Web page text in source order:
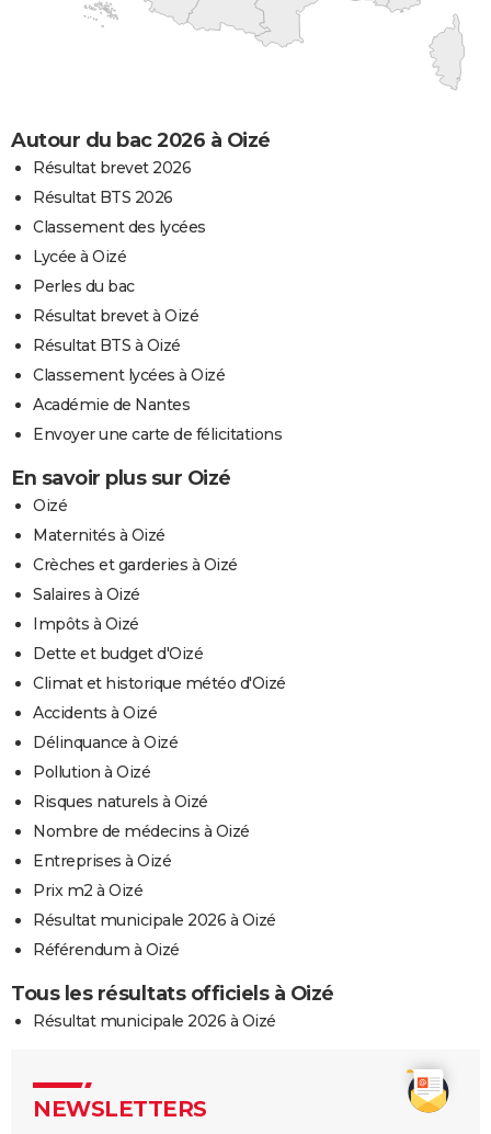
Autour du bac 2026 à Oizé
Résultat brevet 2026
Résultat BTS 2026
Classement des lycées
Lycée à Oizé
Perles du bac
Résultat brevet à Oizé
Résultat BTS à Oizé
Classement lycées à Oizé
Académie de Nantes
Envoyer une carte de félicitations
En savoir plus sur Oizé
Oizé
Maternités à Oizé
Crèches et garderies à Oizé
Salaires à Oizé
Impôts à Oizé
Dette et budget d'Oizé
Climat et historique météo d'Oizé
Accidents à Oizé
Délinquance à Oizé
Pollution à Oizé
Risques naturels à Oizé
Nombre de médecins à Oizé
Entreprises à Oizé
Prix m2 à Oizé
Résultat municipale 2026 à Oizé
Référendum à Oizé
Tous les résultats officiels à Oizé
Résultat municipale 2026 à Oizé
NEWSLETTERS